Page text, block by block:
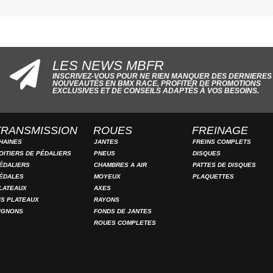
LES NEWS MBFR
INSCRIVEZ-VOUS POUR NE RIEN MANQUER DES DERNIERES
NOUVEAUTÉS EN BMX RACE, PROFITER DE PROMOTIONS
EXCLUSIVES ET DE CONSEILS ADAPTÉS À VOS BESOINS.
DE PÉDALIERS
PLATEAUX
ROUES
JANTES
PNEUS
CHAMBRES A AIR
MOYEUX
AXES
RAYONS
FONDS DE JANTES
ROUES COMPLETES
FREINAGE
FREINS COMPLETS
DISQUES
PATTES DE DISQUES
PLAQUETTES